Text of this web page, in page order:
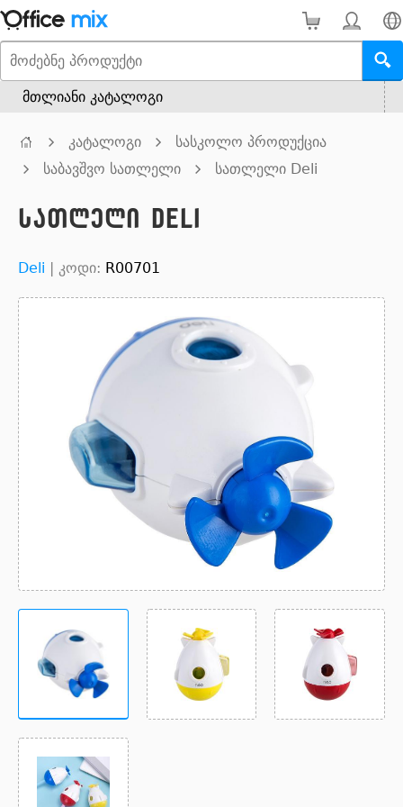
მთლიანი კატალოგი
კატალოგი
სასკოლო პროდუქცია
საბავშვო სათლელი
სათლელი Deli
სათლელი Deli
Deli | კოდი: R00701